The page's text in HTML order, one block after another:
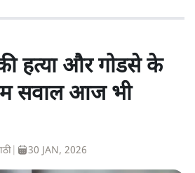
हत्या और गोडसे के
सवाल आज भी
30 JAN, 2026